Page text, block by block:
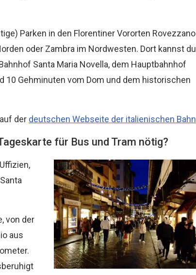
Parken in den Florentiner Vororten Rovezzano
oder Zambra im Nordwesten. Dort kannst du
Santa Maria Novella, dem Hauptbahnhof
10 Gehminuten vom Dom und dem historischen
der deutschen Webseite der italienischen Bahn
für Bus und Tram nötig?
von der
aus